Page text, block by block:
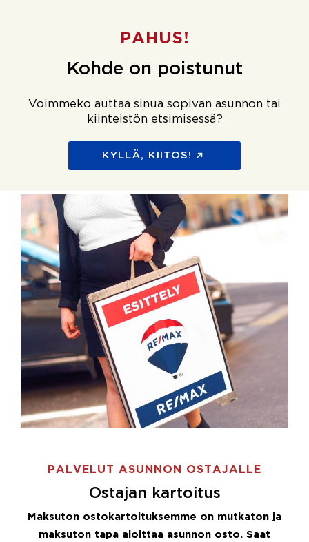
PAHUS!
Kohde on poistunut
Voimmeko auttaa sinua sopivan asunnon tai
kiinteistön etsimisessä?
KYLLÄ, KIITOS!
PALVELUT ASUNNON OSTAJALLE
Ostajan kartoitus
Maksuton ostokartoituksemme on mutkaton ja
maksuton tapa aloittaa asunnon osto. Saat